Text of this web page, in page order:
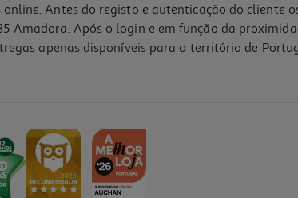
Antes do registo e autenticação do cliente
Amadora. Após o login e em função da
apenas disponíveis para o território de